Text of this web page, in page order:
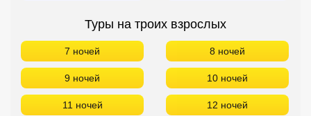
Туры на троих взрослых
7 ночей 8 ночей
9 ночей 10 ночей
11 ночей 12 ночей